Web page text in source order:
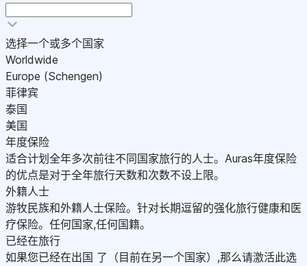
选择一个或多个国家
Worldwide
Europe (Schengen)
菲律宾
泰国
美国
年度保险
适合计划全年多次前往不同国家旅行的人士。Auras年度保险
的优点是对于全年旅行天数和次数不设上限。
外籍人士
游牧民族和外籍人士保险。针对长期逗留的强化旅行健康和医
疗保险。任何国家,任何国籍。
已经在旅行
如果您已经在出国 了（目前在另一个国家）,那么请激活此选